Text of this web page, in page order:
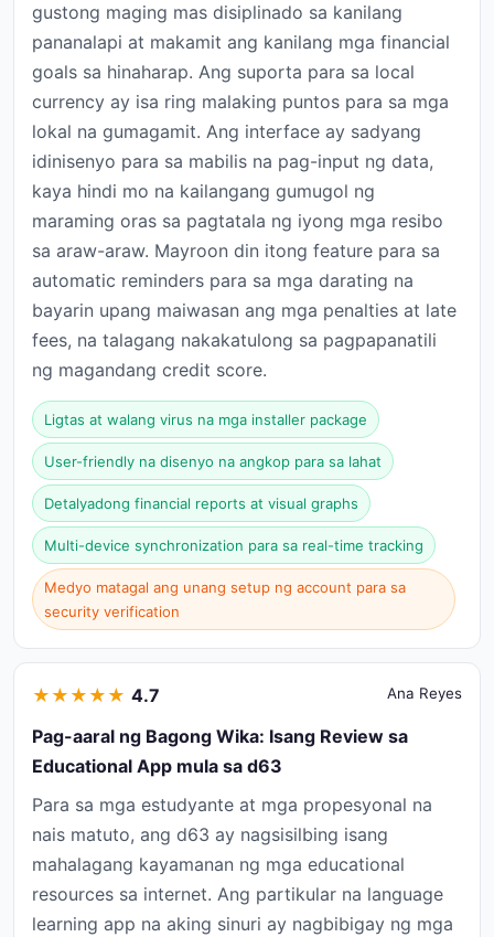
gustong maging mas disiplinado sa kanilang
pananalapi at makamit ang kanilang mga financial
goals sa hinaharap. Ang suporta para sa local
currency ay isa ring malaking puntos para sa mga
lokal na gumagamit. Ang interface ay sadyang
idinisenyo para sa mabilis na pag-input ng data,
kaya hindi mo na kailangang gumugol ng
maraming oras sa pagtatala ng iyong mga resibo
sa araw-araw. Mayroon din itong feature para sa
automatic reminders para sa mga darating na
bayarin upang maiwasan ang mga penalties at late
fees, na talagang nakakatulong sa pagpapanatili
ng magandang credit score.
Ligtas at walang virus na mga installer package
User-friendly na disenyo na angkop para sa lahat
Detalyadong financial reports at visual graphs
Multi-device synchronization para sa real-time tracking
Medyo matagal ang unang setup ng account para sa
security verification
★ ★ ★ ★ ★ 4.7 Ana Reyes
Pag-aaral ng Bagong Wika: Isang Review sa
Educational App mula sa d63
Para sa mga estudyante at mga propesyonal na
nais matuto, ang d63 ay nagsisilbing isang
mahalagang kayamanan ng mga educational
resources sa internet. Ang partikular na language
learning app na aking sinuri ay nagbibigay ng mga